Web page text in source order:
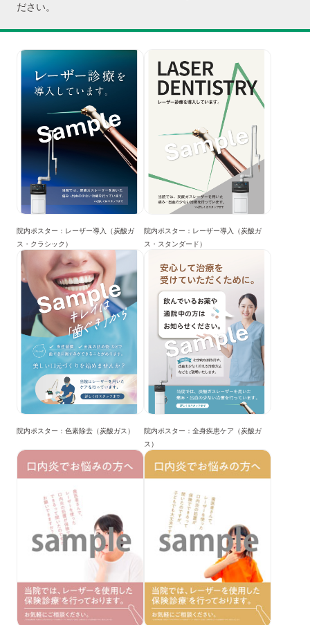
ださい。
院内ポスター：レーザー導入（炭酸ガ
ス・クラシック）
院内ポスター：レーザー導入（炭酸ガ
ス・スタンダード）
院内ポスター：色素除去（炭酸ガス）
院内ポスター：全身疾患ケア（炭酸ガ
ス）